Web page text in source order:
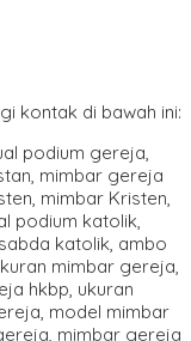
kontak di bawah ini: